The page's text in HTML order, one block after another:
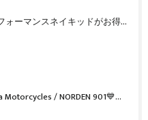
🔥KTMハイパフォーマンスネイキッドがお得に手に入るチャンス🔥
【💙Husqvarna Motorcycles / NORDEN 901💙】 ご納車おめでとうございます🎉✨